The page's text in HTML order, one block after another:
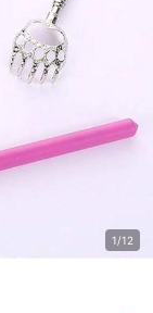
1/12